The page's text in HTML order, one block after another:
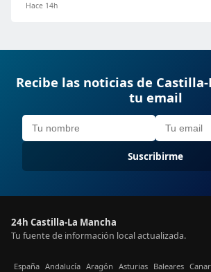
Hace 14h
Recibe las noticias de
tu email
Suscribirme
24h Castilla-La Mancha
Tu fuente de información local actualizada.
España Andalucía Aragón Asturias Baleares